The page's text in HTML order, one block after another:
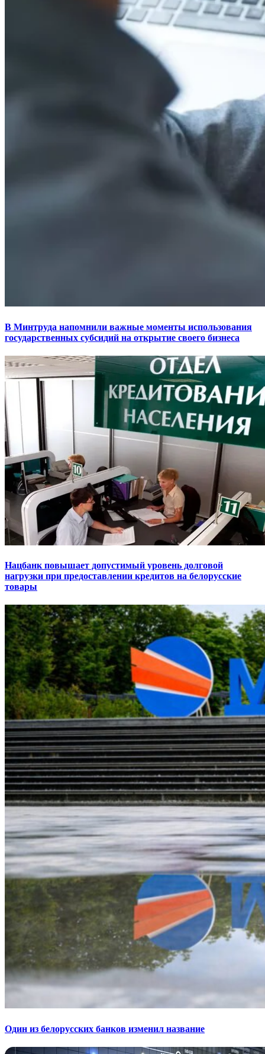
В Минтруда напомнили важные моменты использования
государственных субсидий на открытие своего бизнеса
Нацбанк повышает допустимый уровень долговой
нагрузки при предоставлении кредитов на белорусские
товары
Один из белорусских банков изменил название